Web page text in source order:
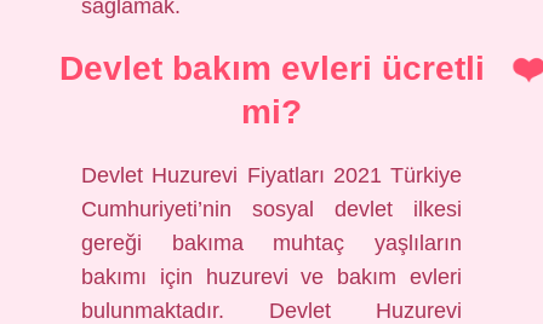
sağlamak.
Devlet bakım evleri ücretli
mi?
Devlet Huzurevi Fiyatları 2021 Türkiye
Cumhuriyeti’nin sosyal devlet ilkesi
gereği bakıma muhtaç yaşlıların
bakımı için huzurevi ve bakım evleri
bulunmaktadır. Devlet Huzurevi